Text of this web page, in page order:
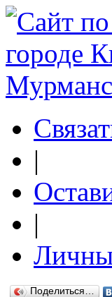
|
|
Поделиться…